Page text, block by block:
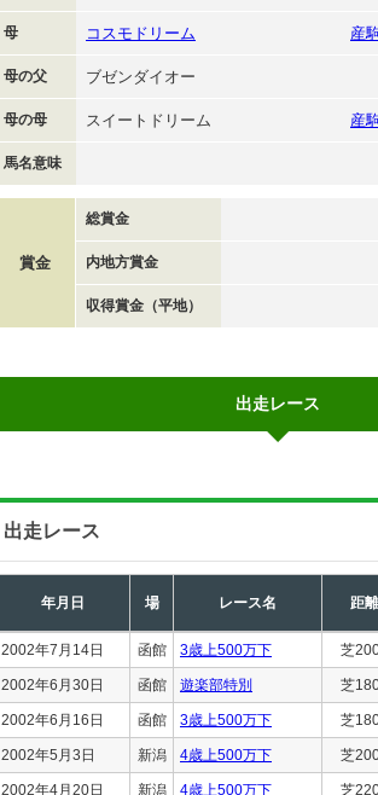
母 コスモドリーム 産
母の父 ブゼンダイオー
母の母 スイートドリーム 産
馬名意味
賞金
総賞金
内地方賞金
収得賞金（平地）
出走レース
出走レース
年月日 場 レース名 距離
2002年7月14日 函館 3歳上500万下 芝
2002年6月30日 函館 遊楽部特別 芝
2002年6月16日 函館 3歳上500万下 芝
2002年5月3日 新潟 4歳上500万下 芝
2002年4月20日 新潟 4歳上500万下 芝